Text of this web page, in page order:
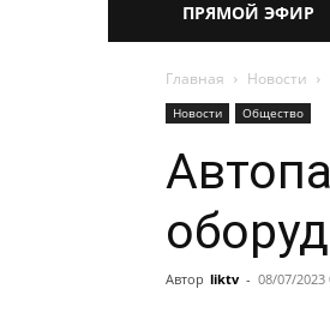
ПРЯМОЙ ЭФИР
Главная Новости
Новости Общество
Автор liktv - 08/07/2023